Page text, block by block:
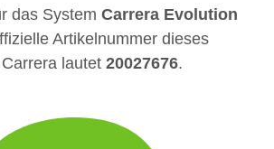
das System Carrera Evolution
Artikelnummer dieses
lautet 20027676.